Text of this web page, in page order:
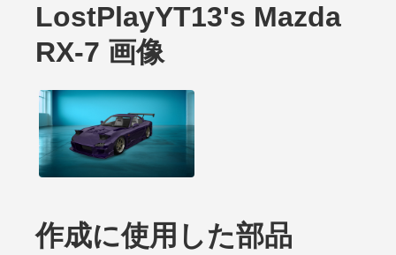
LostPlayYT13's Mazda
RX-7 画像
作成に使用した部品